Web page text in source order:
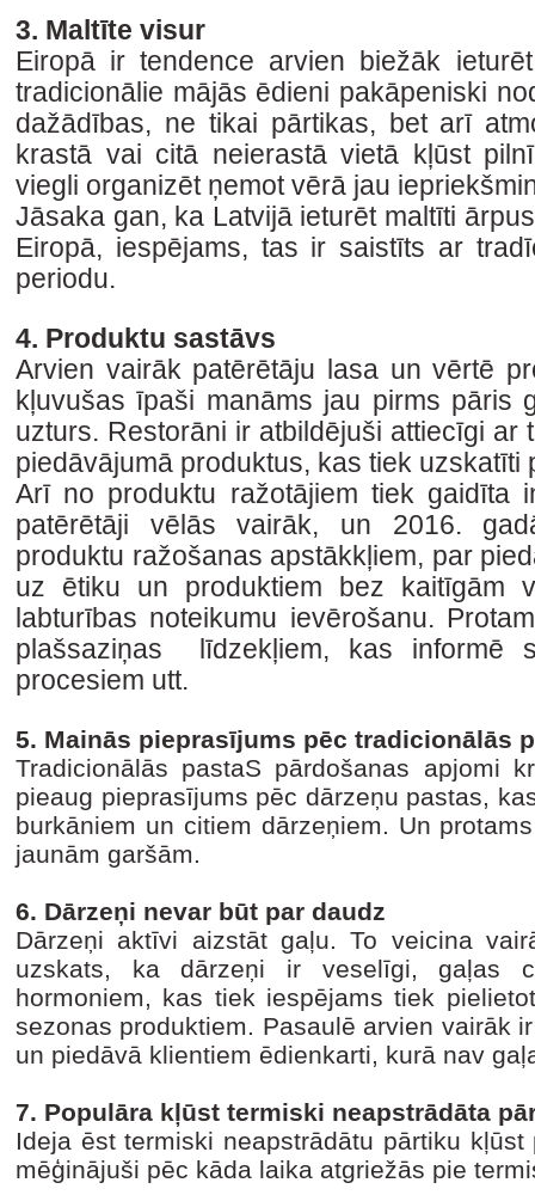
3. Maltīte visur
Eiropā ir tendence arvien biežāk
tradicionālie mājās ēdieni pakāpeniski
dažādības, ne tikai pārtikas, bet arī
krastā vai citā neierastā vietā kļūst
viegli organizēt ņemot vērā jau
Jāsaka gan, ka Latvijā ieturēt maltīti
Eiropā, iespējams, tas ir saistīts ar
periodu.
4. Produktu sastāvs
Arvien vairāk patērētāju lasa un vērtē
kļuvušas īpaši manāms jau pirms pāris
uzturs. Restorāni ir atbildējuši attiecīgi ar
piedāvājumā produktus, kas tiek uzskatīti
Arī no produktu ražotājiem tiek gaidīta
patērētāji vēlās vairāk, un 2016.
produktu ražošanas apstākkļiem, par
uz ētiku un produktiem bez kaitīgām
labturības noteikumu ievērošanu.
plašsaziņas līdzekļiem, kas informē
procesiem utt.
5. Mainās pieprasījums pēc tradicionālās
Tradicionālās pastaS pārdošanas apjomi
pieaug pieprasījums pēc dārzeņu pastas,
burkāniem un citiem dārzeņiem. Un
jaunām garšām.
6. Dārzeņi nevar būt par daudz
Dārzeņi aktīvi aizstāt gaļu. To veicina
uzskats, ka dārzeņi ir veselīgi, gaļas
hormoniem, kas tiek iespējams tiek
sezonas produktiem. Pasaulē arvien vairāk
un piedāvā klientiem ēdienkarti, kurā nav
7. Populāra kļūst termiski neapstrādāta
Ideja ēst termiski neapstrādātu pārtiku
mēģinājuši pēc kāda laika atgriežās pie